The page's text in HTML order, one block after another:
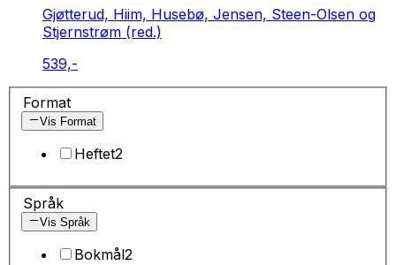
Gjøtterud, Hiim, Husebø, Jensen, Steen-Olsen og
Stjernstrøm (red.)
539,-
Format
Vis Format
Heftet2
Språk
Vis Språk
Bokmål2